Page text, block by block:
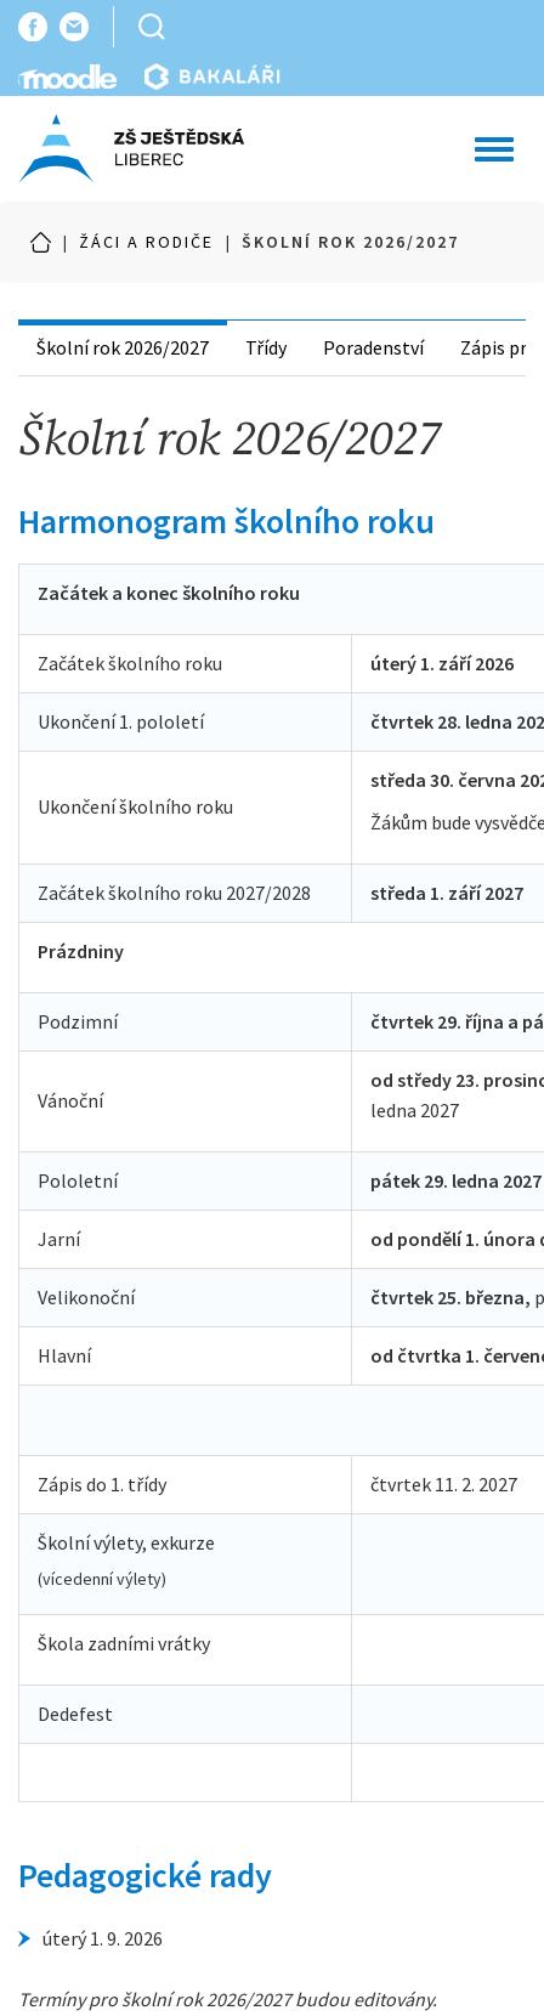
| ŽÁCI A RODIČE | ŠKOLNÍ ROK 2026/2027
Školní rok 2026/2027 Třídy Poradenství Zápis
Školní rok 2026/2027
Harmonogram školního roku
Začátek a konec školního roku
Začátek školního roku úterý 1. září 2026
Ukončení 1. pololetí čtvrtek 28. ledna
Ukončení školního roku
středa 30. června
Žákům bude
Začátek školního roku 2027/2028 středa 1. září 2027
Prázdniny
Podzimní čtvrtek 29. října a
Vánoční
od středy 23.
ledna 2027
Pololetní pátek 29. ledna 2027
Jarní od pondělí 1. února
Velikonoční čtvrtek 25. března,
Hlavní od čtvrtka 1.
Zápis do 1. třídy čtvrtek 11. 2. 2027
Školní výlety, exkurze
(vícedenní výlety)
Škola zadními vrátky
Dedefest
Pedagogické rady
úterý 1. 9. 2026
Termíny pro školní rok 2026/2027 budou editovány.